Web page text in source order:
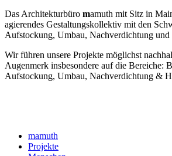
Das Architekturbüro mamuth mit Sitz in
agierendes Gestaltungskollektiv mit den
Aufstockung, Umbau, Nachverdichtung und
Wir führen unsere Projekte möglichst
Augenmerk insbesondere auf die Bereiche:
Aufstockung, Umbau, Nachverdichtung &
mamuth
Projekte